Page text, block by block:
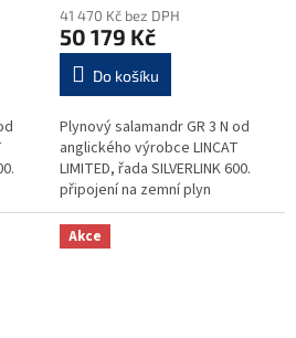
41 470 Kč bez DPH
50 179 Kč
Do košíku
Plynový salamandr GR 3 N od
anglického výrobce LINCAT
LIMITED, řada SILVERLINK 600.
připojení na zemní plyn
keramické plynové hořáky
variabilní nastavení teploty...
Akce